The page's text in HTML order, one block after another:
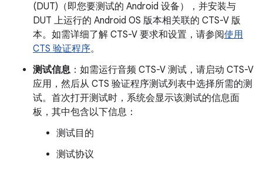
(DUT)（即您要测试的 Android 设备），并安装与
DUT 上运行的 Android OS 版本相关联的 CTS-V 版
本。如需详细了解 CTS-V 要求和设置，请参阅使用
CTS 验证程序。
测试信息 ：如需运行音频 CTS-V 测试，请启动 CTS-V
应用，然后从 CTS 验证程序测试列表中选择所需的测
试。首次打开测试时，系统会显示该测试的信息面
板，其中包含以下信息：
测试目的
测试协议